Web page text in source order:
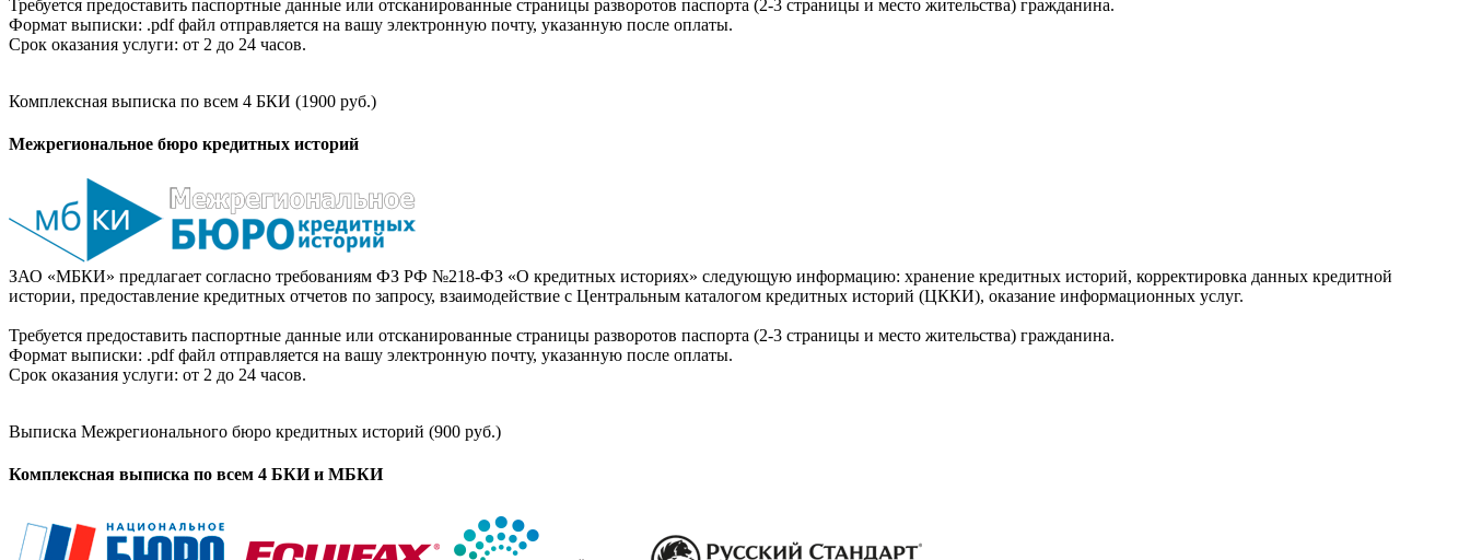
Требуется предоставить паспортные данные или отсканированные страницы разворотов паспорта (2-3 страницы и место жительства) гражданина.
Формат выписки: .pdf файл отправляется на вашу электронную почту, указанную после оплаты.
Срок оказания услуги: от 2 до 24 часов.
Комплексная выписка по всем 4 БКИ (1900 руб.)
Межрегиональное бюро кредитных историй
ЗАО «МБКИ» предлагает согласно требованиям ФЗ РФ №218-ФЗ «О кредитных историях» следующую информацию: хранение кредитных историй, корректировка данных кредитной
истории, предоставление кредитных отчетов по запросу, взаимодействие с Центральным каталогом кредитных историй (ЦККИ), оказание информационных услуг.
Требуется предоставить паспортные данные или отсканированные страницы разворотов паспорта (2-3 страницы и место жительства) гражданина.
Формат выписки: .pdf файл отправляется на вашу электронную почту, указанную после оплаты.
Срок оказания услуги: от 2 до 24 часов.
Выписка Межрегионального бюро кредитных историй (900 руб.)
Комплексная выписка по всем 4 БКИ и МБКИ